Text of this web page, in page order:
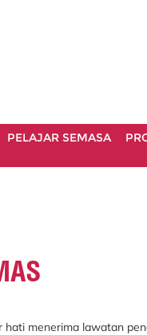
PELAJAR SEMASA
hati menerima lawatan